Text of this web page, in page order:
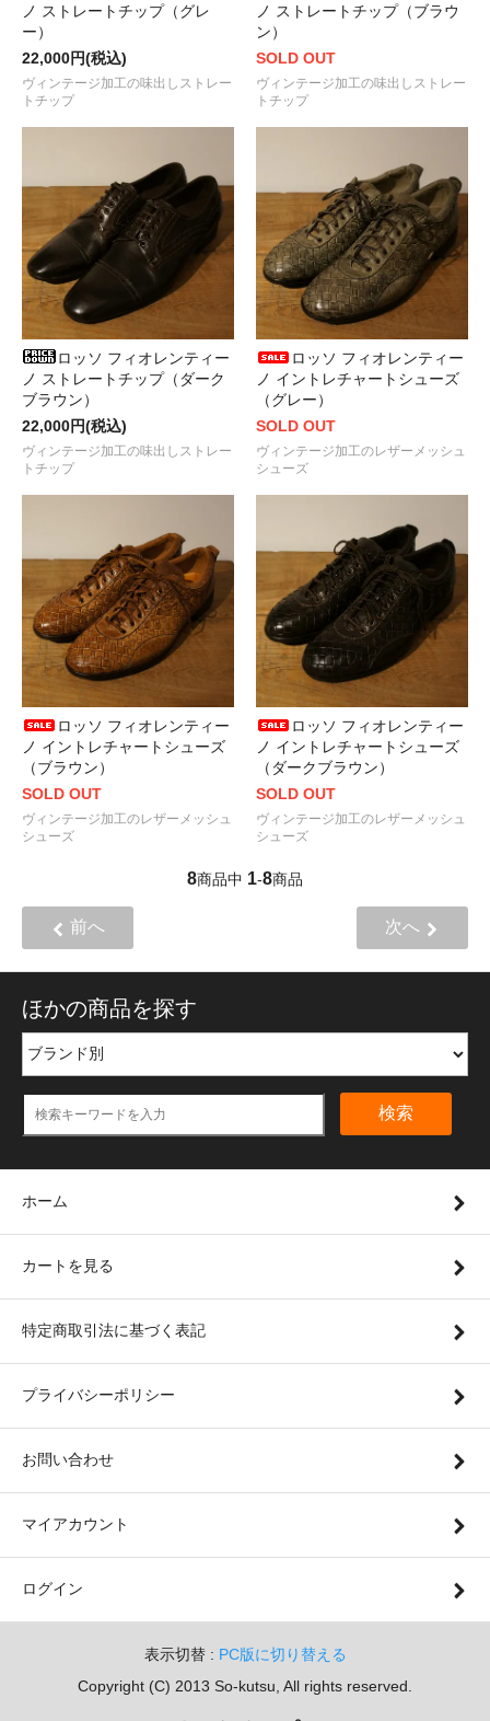
ノ ストレートチップ（グレ
ー）
22,000円(税込)
ヴィンテージ加工の味出しストレー
トチップ
ノ ストレートチップ（ブラウ
ン）
SOLD OUT
ヴィンテージ加工の味出しストレー
トチップ
ロッソ フィオレンティー
ノ ストレートチップ（ダーク
ブラウン）
22,000円(税込)
ヴィンテージ加工の味出しストレー
トチップ
ロッソ フィオレンティー
ノ イントレチャートシューズ
（グレー）
SOLD OUT
ヴィンテージ加工のレザーメッシュ
シューズ
ロッソ フィオレンティー
ノ イントレチャートシューズ
（ブラウン）
SOLD OUT
ヴィンテージ加工のレザーメッシュ
シューズ
ロッソ フィオレンティー
ノ イントレチャートシューズ
（ダークブラウン）
SOLD OUT
ヴィンテージ加工のレザーメッシュ
シューズ
8商品中 1-8商品
前へ 次へ
ほかの商品を探す
検索
ホーム
カートを見る
特定商取引法に基づく表記
プライバシーポリシー
お問い合わせ
マイアカウント
ログイン
表示切替 : PC版に切り替える
Copyright (C) 2013 So-kutsu, All rights reserved.